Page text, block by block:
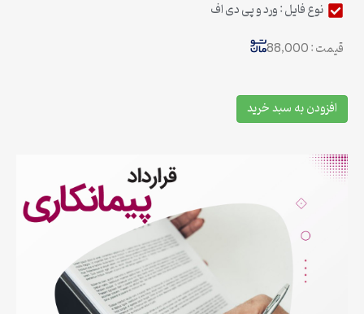
نوع فایل : ورد و پی دی اف
قیمت : 88,000
افزودن به سبد خرید